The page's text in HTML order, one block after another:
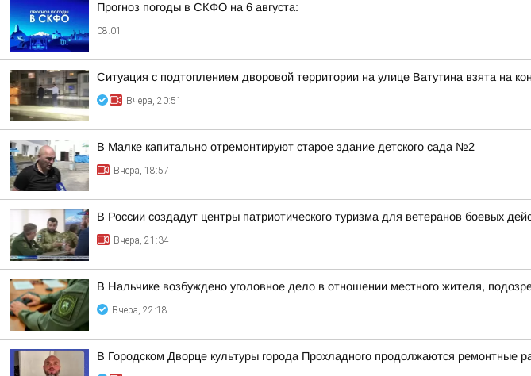
Прогноз погоды в СКФО на 6 августа:
08:01
Ситуация с подтоплением дворовой территории на улице Ватутина взята на
Вчера, 20:51
В Малке капитально отремонтируют старое здание детского сада №2
Вчера, 18:57
В России создадут центры патриотического туризма для ветеранов боевых
Вчера, 21:34
В Нальчике возбуждено уголовное дело в отношении местного жителя,
Вчера, 22:18
В Городском Дворце культуры города Прохладного продолжаются ремонтные